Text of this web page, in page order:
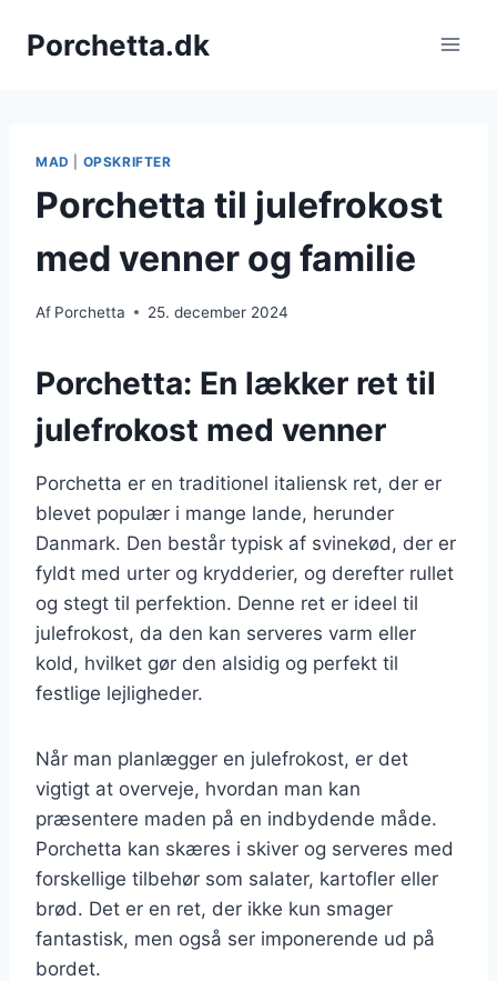
Porchetta.dk
MAD OPSKRIFTER
Porchetta til julefrokost
med venner og familie
Af Porchetta 25. december 2024
Porchetta: En lækker ret til
julefrokost med venner
Porchetta er en traditionel italiensk ret, der er
blevet populær i mange lande, herunder
Danmark. Den består typisk af svinekød, der er
fyldt med urter og krydderier, og derefter rullet
og stegt til perfektion. Denne ret er ideel til
julefrokost, da den kan serveres varm eller
kold, hvilket gør den alsidig og perfekt til
festlige lejligheder.
Når man planlægger en julefrokost, er det
vigtigt at overveje, hvordan man kan
præsentere maden på en indbydende måde.
Porchetta kan skæres i skiver og serveres med
forskellige tilbehør som salater, kartofler eller
brød. Det er en ret, der ikke kun smager
fantastisk, men også ser imponerende ud på
bordet.